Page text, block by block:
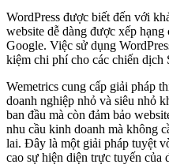
WordPress được biết đến với
website dễ dàng được xếp
Google. Việc sử dụng
kiệm chi phí cho các chiến dịch
Wemetrics cung cấp giải pháp
doanh nghiệp nhỏ và siêu nhỏ
ban đầu mà còn đảm bảo
nhu cầu kinh doanh mà không
lai. Đây là một giải pháp tuyệt
cao sự hiện diện trực tuyến của